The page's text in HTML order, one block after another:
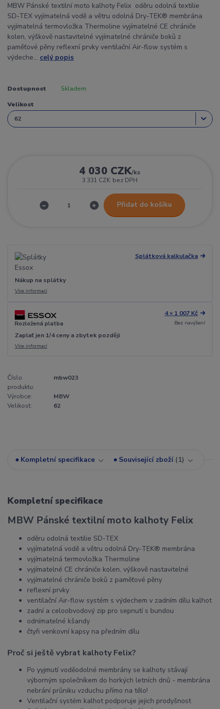
MBW Pánské textilní moto kalhoty Felix oděru odolná textilie
SD-TEX vyjímatelná vodě a větru odolná Dry-TEK® membrána
vyjímatelná termovložka Thermoline vyjímatelné CE chrániče
kolen, výškově nastavitelné vyjímatelné chrániče boků z
paměťové pěny reflexní prvky ventilační Air-flow systém s
výdeche... celý popis
Dostupnost Skladem
Velikost
4 030 CZK/ks
3 331 CZK bez DPH
Přidat do košíku
Splátková kalkulačka
Nákup na splátky
Více informací
Rozložená platba
4 × 1 007 Kč
Bez navýšení
Zaplať jen 1/4 ceny a zbytek později
Více informací
Číslo
produktu:
mbw023
Výrobce:
MBW
Velikost:
62
Kompletní specifikace Související zboží 1
Kompletní specifikace
MBW Pánské textilní moto kalhoty Felix
oděru odolná textilie SD-TEX
vyjímatelná vodě a větru odolná Dry-TEK® membrána
vyjímatelná termovložka Thermoline
vyjímatelné CE chrániče kolen, výškově nastavitelné
vyjímatelné chrániče boků z paměťové pěny
reflexní prvky
ventilační Air-flow systém s výdechem v zadním dílu kalhot
zadní a celoobvodový zip pro sepnutí s bundou
odnímatelné kšandy
čtyři venkovní kapsy na předním dílu
Proč si ještě vybrat kalhoty Felix?
Po yyjmutí voděodolné membrány se kalhoty stávají
výborným společníkem do horkých letních dnů - membrána
nebrání průniku vzduchu přímo na tělo!
Ventilační systém kalhot podporuje jejich prodyšnost